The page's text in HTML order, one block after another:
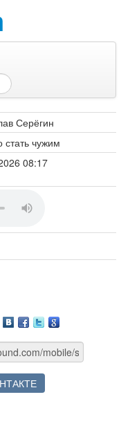
Серёгин
стать чужим
08:17